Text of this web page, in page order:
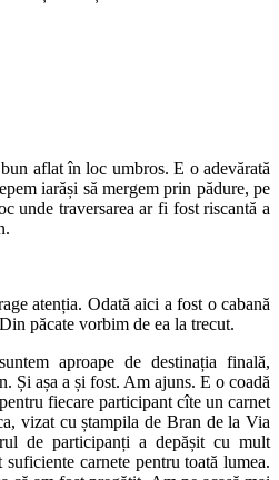
aflat în loc umbros. E o adevărată
iarăși să mergem prin pădure, pe
unde traversarea ar fi fost riscantă a
atenția. Odată aici a fost o cabană
păcate vorbim de ea la trecut.
aproape de destinația finală,
Și așa a și fost. Am ajuns. E o coadă
fiecare participant cîte un carnet
vizat cu ștampila de Bran de la Via
de participanți a depășit cu mult
suficiente carnete pentru toată lumea.